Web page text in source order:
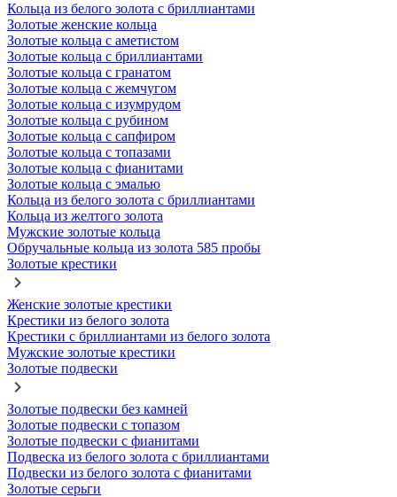
Кольца из белого золота с бриллиантами
Золотые женские кольца
Золотые кольца с аметистом
Золотые кольца с бриллиантами
Золотые кольца с гранатом
Золотые кольца с жемчугом
Золотые кольца с изумрудом
Золотые кольца с рубином
Золотые кольца с сапфиром
Золотые кольца с топазами
Золотые кольца с фианитами
Золотые кольца с эмалью
Кольца из белого золота с бриллиантами
Кольца из желтого золота
Мужские золотые кольца
Обручальные кольца из золота 585 пробы
Золотые крестики
Женские золотые крестики
Крестики из белого золота
Крестики с бриллиантами из белого золота
Мужские золотые крестики
Золотые подвески
Золотые подвески без камней
Золотые подвески с топазом
Золотые подвески с фианитами
Подвеска из белого золота с бриллиантами
Подвески из белого золота с фианитами
Золотые серьги